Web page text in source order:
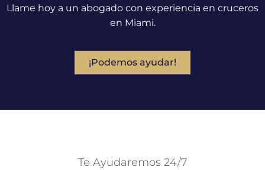
Llame hoy a un abogado con experiencia en cruceros
en Miami.
¡Podemos ayudar!
Te Ayudaremos 24/7